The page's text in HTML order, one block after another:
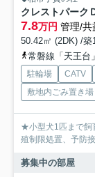
クレストパーク
7.8万円 管理/共
50.42㎡ (2DK) /築
常磐線「天王台
駐輪場 CATV
敷地内ごみ置き場
★小型犬1匹まで飼
殖制限処置、予防
募集中の部屋